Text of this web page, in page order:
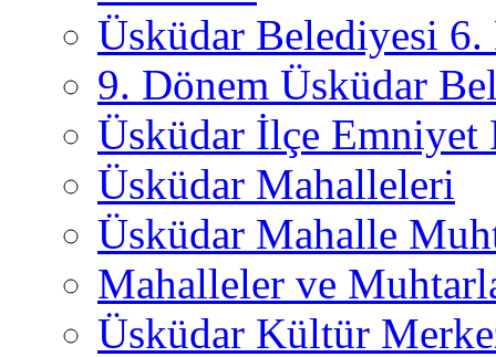
Üsküdar Belediyesi 6.
9. Dönem Üsküdar
Üsküdar İlçe
Üsküdar Mahalleleri
Üsküdar Mahalle
Mahalleler ve
Üsküdar Kültür